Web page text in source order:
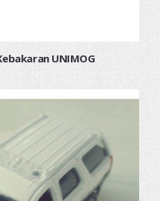
UNIMOG